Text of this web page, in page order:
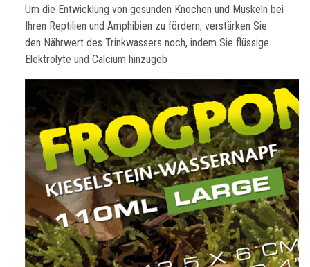
Um die Entwicklung von gesunden Knochen und Muskeln bei
Ihren Reptilien und Amphibien zu fördern, verstärken Sie
den Nährwert des Trinkwassers noch, indem Sie flüssige
Elektrolyte und Calcium hinzugeb